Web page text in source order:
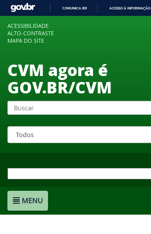
COMUNICA BR ACESSO À INFORMAÇÃO
ACESSIBILIDADE
ALTO-CONTRASTE
MAPA DO SITE
CVM agora é
GOV.BR/CVM
MENU